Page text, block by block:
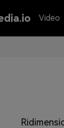
Video